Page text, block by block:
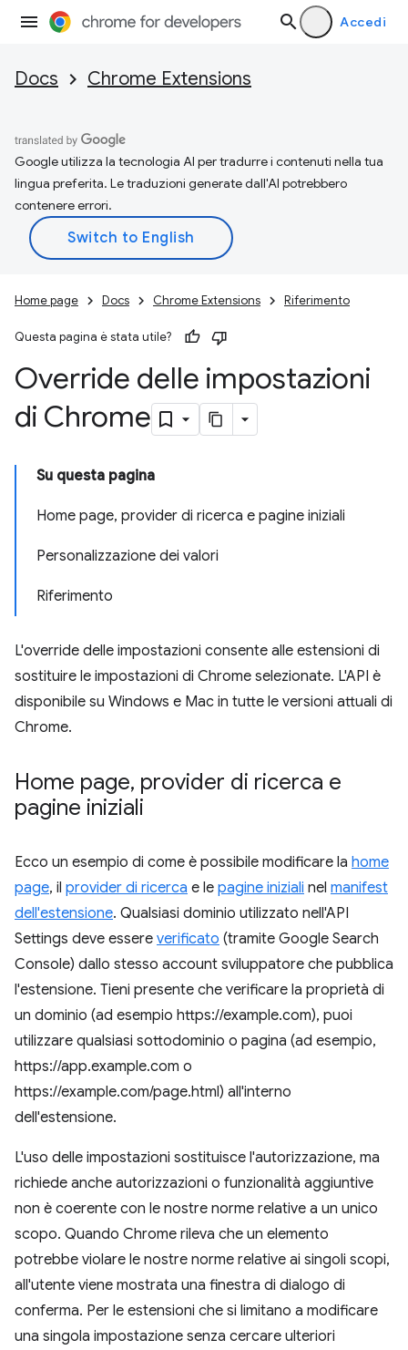
Accedi
Docs Chrome Extensions
Google utilizza la tecnologia AI per tradurre i contenuti nella tua
lingua preferita. Le traduzioni generate dall'AI potrebbero
contenere errori.
Home page Docs Chrome Extensions Riferimento
Questa pagina è stata utile?
Override delle impostazioni
di Chrome
Su questa pagina
Home page, provider di ricerca e pagine iniziali
Personalizzazione dei valori
Riferimento
L'override delle impostazioni consente alle estensioni di
sostituire le impostazioni di Chrome selezionate. L'API è
disponibile su Windows e Mac in tutte le versioni attuali di
Chrome.
Home page, provider di ricerca e
pagine iniziali
Ecco un esempio di come è possibile modificare la home
page, il provider di ricerca e le pagine iniziali nel manifest
dell'estensione. Qualsiasi dominio utilizzato nell'API
Settings deve essere verificato (tramite Google Search
Console) dallo stesso account sviluppatore che pubblica
l'estensione. Tieni presente che verificare la proprietà di
un dominio (ad esempio https://example.com), puoi
utilizzare qualsiasi sottodominio o pagina (ad esempio,
https://app.example.com o
https://example.com/page.html) all'interno
dell'estensione.
L'uso delle impostazioni sostituisce l'autorizzazione, ma
richiede anche autorizzazioni o funzionalità aggiuntive
non è coerente con le nostre norme relative a un unico
scopo. Quando Chrome rileva che un elemento
potrebbe violare le nostre norme relative ai singoli scopi,
all'utente viene mostrata una finestra di dialogo di
conferma. Per le estensioni che si limitano a modificare
una singola impostazione senza cercare ulteriori